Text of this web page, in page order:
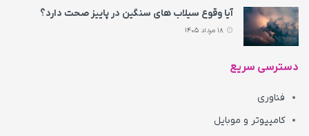
آیا وقوع سیلاب های سنگین در پاییز صحت دارد؟
دسترسی سریع
فناوری
کامپیوتر و موبایل